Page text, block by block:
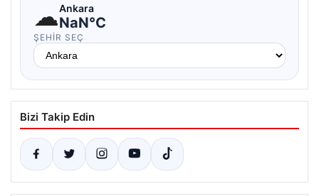
☁Ankara
NaN°C
ŞEHIR SEÇ
Bizi Takip Edin